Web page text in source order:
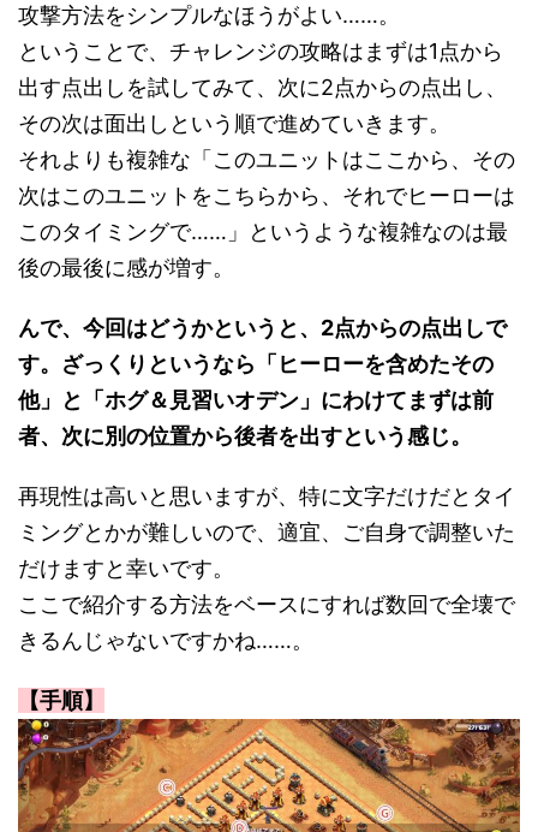
攻撃方法をシンプルなほうがよい……。
ということで、チャレンジの攻略はまずは1点から
出す点出しを試してみて、次に2点からの点出し、
その次は面出しという順で進めていきます。
それよりも複雑な「このユニットはここから、その
次はこのユニットをこちらから、それでヒーローは
このタイミングで……」というような複雑なのは最
後の最後に感が増す。
んで、今回はどうかというと、2点からの点出しで
す。ざっくりというなら「ヒーローを含めたその
他」と「ホグ＆見習いオデン」にわけてまずは前
者、次に別の位置から後者を出すという感じ。
再現性は高いと思いますが、特に文字だけだとタイ
ミングとかが難しいので、適宜、ご自身で調整いた
だけますと幸いです。
ここで紹介する方法をベースにすれば数回で全壊で
きるんじゃないですかね……。
【手順】